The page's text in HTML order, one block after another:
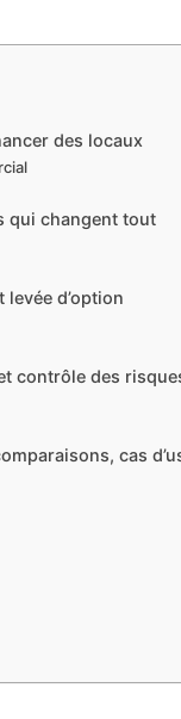
des locaux
qui changent tout
d’option
contrôle des
cas